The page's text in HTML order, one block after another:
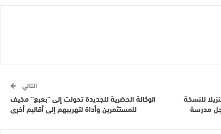
للنسخة
مدرسة
التالي
الوكالة الحضرية للجديدة تحولت إلى ”بعبع” مخيف
للمستثمرين وأداة لتهريبهم إلى أقاليم أخرى